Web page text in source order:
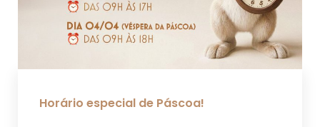
Horário especial de Páscoa!